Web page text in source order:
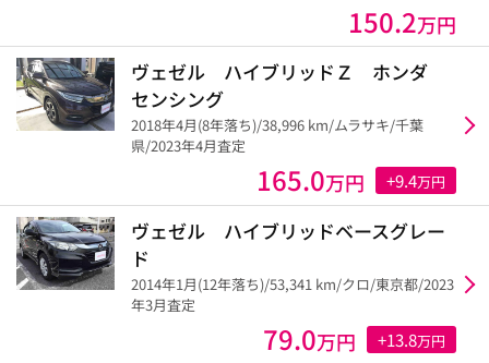
150.2万円
ヴェゼル ハイブリッドＺ ホンダ
センシング
2018年4月(8年落ち)/38,996 km/ムラサキ/千葉
県/2023年4月査定
165.0万円 +9.4万円
ヴェゼル ハイブリッドベースグレー
ド
2014年1月(12年落ち)/53,341 km/クロ/東京都/2023
年3月査定
79.0万円 +13.8万円